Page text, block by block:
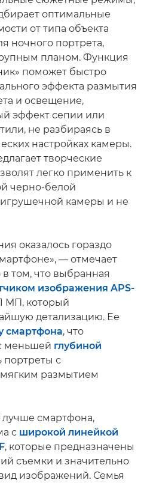
оптимальные
от типа объекта
ночного портрета,
планом. Функция
поможет быстро
эффекта размытия
и освещение,
эффект сепии или
не разбираясь в
настройках камеры.
творческие
легко применить к
черно-белой
камеры и не
оказалось гораздо
— отмечает
том, что выбранная
изображения APS-
МП, который
детализацию. Ее
смартфона, что
меньшей глубиной
портреты с
размытием
лучше смартфона,
с широкой линейкой
, которые предназначены
съемки и значительно
изображений. Семья